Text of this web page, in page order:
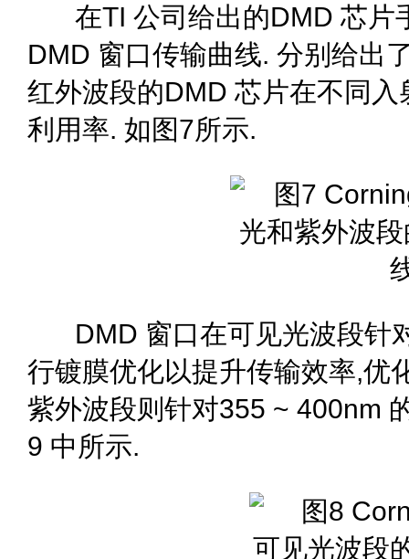
在TI 公司给出的DMD 芯片
DMD 窗口传输曲线. 分别给出
红外波段的DMD 芯片在不同
利用率. 如图7所示.
DMD 窗口在可见光波段针
行镀膜优化以提升传输效率,优
紫外波段则针对355 ~ 400nm
9 中所示.